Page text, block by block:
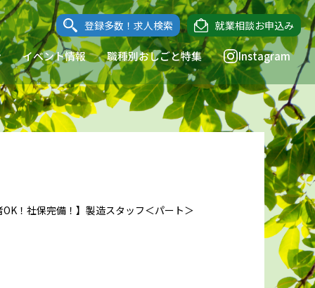
登録多数！求人検索 就業相談お申込み
イベント情報 職種別おしごと特集 Instagram
！社保完備！】製造スタッフ＜パート＞